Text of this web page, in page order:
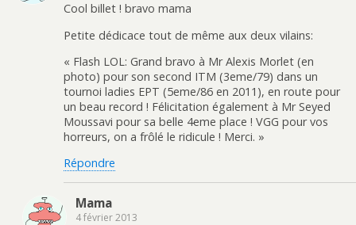
Cool billet ! bravo mama
Petite dédicace tout de même aux deux vilains:
« Flash LOL: Grand bravo à Mr Alexis Morlet (en
photo) pour son second ITM (3eme/79) dans un
tournoi ladies EPT (5eme/86 en 2011), en route pour
un beau record ! Félicitation également à Mr Seyed
Moussavi pour sa belle 4eme place ! VGG pour vos
horreurs, on a frôlé le ridicule ! Merci. »
Répondre
Mama
4 février 2013